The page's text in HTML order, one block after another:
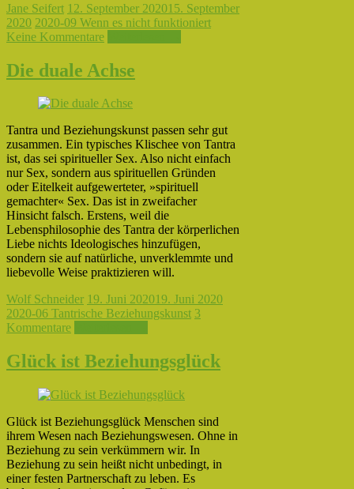
Jane Seifert 12. September 202015. September
2020 2020-09 Wenn es nicht funktioniert
Keine Kommentare
Die duale Achse
Tantra und Beziehungskunst passen sehr gut
zusammen. Ein typisches Klischee von Tantra
ist, das sei spiritueller Sex. Also nicht einfach
nur Sex, sondern aus spirituellen Gründen
oder Eitelkeit aufgewerteter, »spirituell
gemachter« Sex. Das ist in zweifacher
Hinsicht falsch. Erstens, weil die
Lebensphilosophie des Tantra der körperlichen
Liebe nichts Ideologisches hinzufügen,
sondern sie auf natürliche, unverklemmte und
liebevolle Weise praktizieren will.
Wolf Schneider 19. Juni 202019. Juni 2020
2020-06 Tantrische Beziehungskunst 3
Kommentare
Glück ist Beziehungsglück
Glück ist Beziehungsglück Menschen sind
ihrem Wesen nach Beziehungswesen. Ohne in
Beziehung zu sein verkümmern wir. In
Beziehung zu sein heißt nicht unbedingt, in
einer festen Partnerschaft zu leben. Es